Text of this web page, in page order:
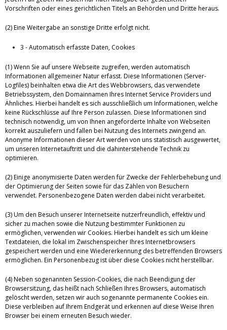
Vorschriften oder eines gerichtlichen Titels an Behörden und Dritte heraus.
(2) Eine Weitergabe an sonstige Dritte erfolgt nicht.
3 - Automatisch erfasste Daten, Cookies
(1) Wenn Sie auf unsere Webseite zugreifen, werden automatisch
Informationen allgemeiner Natur erfasst. Diese Informationen (Server-
Logfiles) beinhalten etwa die Art des Webbrowsers, das verwendete
Betriebssystem, den Domainnamen Ihres Internet Service Providers und
Ähnliches. Hierbei handelt es sich ausschließlich um Informationen, welche
keine Rückschlüsse auf Ihre Person zulassen. Diese Informationen sind
technisch notwendig, um von Ihnen angeforderte Inhalte von Webseiten
korrekt auszuliefern und fallen bei Nutzung des Internets zwingend an.
Anonyme Informationen dieser Art werden von uns statistisch ausgewertet,
um unseren Internetauftritt und die dahinterstehende Technik zu
optimieren.
(2) Einige anonymisierte Daten werden für Zwecke der Fehlerbehebung und
der Optimierung der Seiten sowie für das Zählen von Besuchern
verwendet. Personenbezogene Daten werden dabei nicht verarbeitet.
(3) Um den Besuch unserer Internetseite nutzerfreundlich, effektiv und
sicher zu machen sowie die Nutzung bestimmter Funktionen zu
ermöglichen, verwenden wir Cookies. Hierbei handelt es sich um kleine
Textdateien, die lokal im Zwischenspeicher Ihres Internetbrowsers
gespeichert werden und eine Wiedererkennung des betreffenden Browsers
ermöglichen. Ein Personenbezug ist über diese Cookies nicht herstellbar.
(4) Neben sogenannten Session-Cookies, die nach Beendigung der
Browsersitzung, das heißt nach Schließen Ihres Browsers, automatisch
gelöscht werden, setzen wir auch sogenannte permanente Cookies ein.
Diese verbleiben auf Ihrem Endgerät und erkennen auf diese Weise Ihren
Browser bei einem erneuten Besuch wieder.